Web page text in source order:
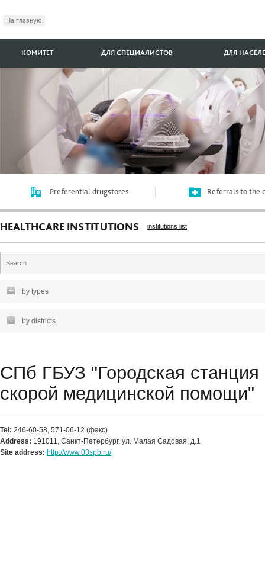
На главную
КОМИТЕТ ДЛЯ СПЕЦИАЛИСТОВ ДЛЯ
Preferential drugstores Referrals to the
HEALTHCARE INSTITUTIONS institutions list
by types
by districts
СПб ГБУЗ "Городская станция
скорой медицинской помощи"
Tel: 246-60-58, 571-06-12 (факс)
Address: 191011, Санкт-Петербург, ул. Малая Садовая, д.1
Site address: http://www.03spb.ru/